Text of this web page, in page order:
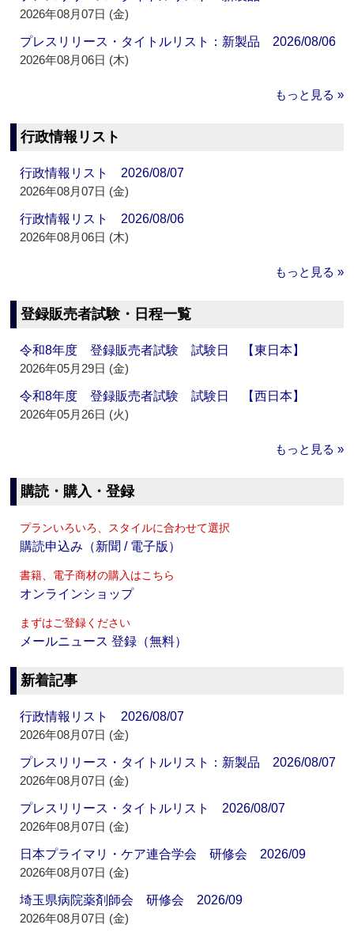
2026年08月07日 (金)
プレスリリース・タイトルリスト：新製品 2026/08/06
2026年08月06日 (木)
もっと見る »
行政情報リスト
行政情報リスト 2026/08/07
2026年08月07日 (金)
行政情報リスト 2026/08/06
2026年08月06日 (木)
もっと見る »
登録販売者試験・日程一覧
令和8年度 登録販売者試験 試験日 【東日本】
2026年05月29日 (金)
令和8年度 登録販売者試験 試験日 【西日本】
2026年05月26日 (火)
もっと見る »
購読・購入・登録
プランいろいろ、スタイルに合わせて選択
購読申込み（新聞 / 電子版）
書籍、電子商材の購入はこちら
オンラインショップ
まずはご登録ください
メールニュース 登録（無料）
新着記事
行政情報リスト 2026/08/07
2026年08月07日 (金)
プレスリリース・タイトルリスト：新製品 2026/08/07
2026年08月07日 (金)
プレスリリース・タイトルリスト 2026/08/07
2026年08月07日 (金)
日本プライマリ・ケア連合学会 研修会 2026/09
2026年08月07日 (金)
埼玉県病院薬剤師会 研修会 2026/09
2026年08月07日 (金)